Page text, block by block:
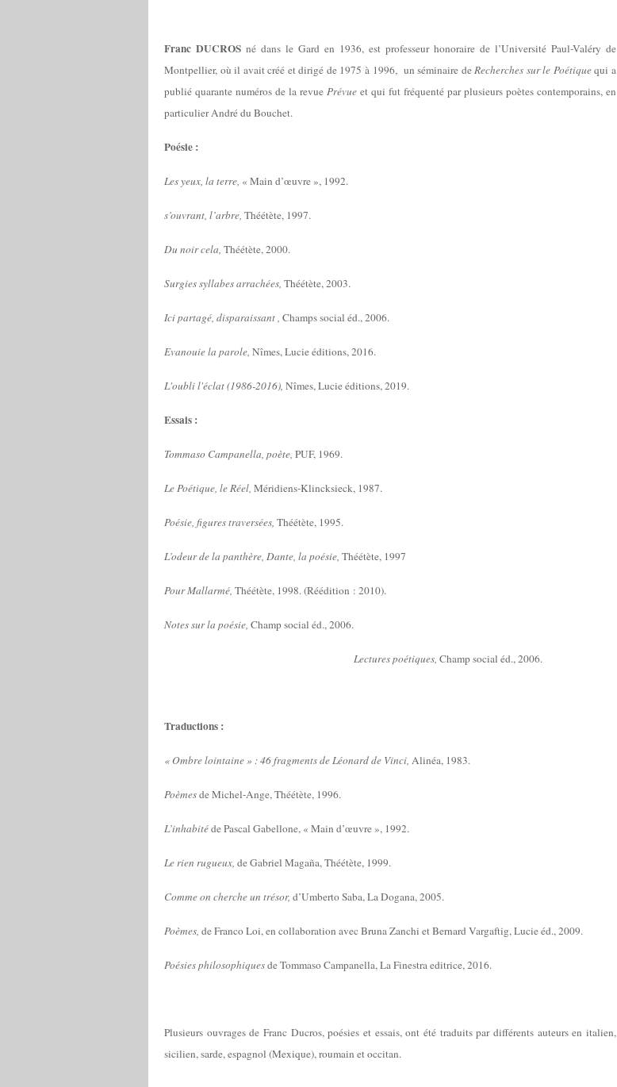
Franc DUCROS né dans le Gard en 1936, est professeur honoraire de l’Université Paul-Valéry de
Montpellier, où il avait créé et dirigé de 1975 à 1996, un séminaire deRecherches sur le Poétiquequi a
publié quarante numéros de la revue Prévue et qui fut fréquenté par plusieurs poètes contemporains, en
particulier André du Bouchet.
Poésie :
Les yeux, la terre, « Main d’œuvre », 1992.
s’ouvrant, l’arbre, Théétète, 1997.
Du noir cela, Théétète, 2000.
Surgies syllabes arrachées, Théétète, 2003.
Ici partagé, disparaissant , Champs social éd., 2006.
Evanouie la parole, Nîmes, Lucie éditions, 2016.
L'oubli l'éclat (1986-2016), Nîmes, Lucie éditions, 2019.
Essais :
Tommaso Campanella, poète, PUF, 1969.
Le Poétique, le Réel, Méridiens-Klincksieck, 1987.
Poésie, figures traversées, Théétète, 1995.
L’odeur de la panthère, Dante, la poésie, Théétète, 1997
Pour Mallarmé, Théétète, 1998. (Réédition : 2010).
Notes sur la poésie, Champ social éd., 2006.
Lectures poétiques, Champ social éd., 2006.
Traductions :
« Ombre lointaine » : 46 fragments de Léonard de Vinci, Alinéa, 1983.
Poèmesde Michel-Ange, Théétète, 1996.
L’inhabitéde Pascal Gabellone, « Main d’œuvre », 1992.
Le rien rugueux, de Gabriel Magaña, Théétète, 1999.
Comme on cherche un trésor, d’Umberto Saba, La Dogana, 2005.
Poèmes, de Franco Loi, en collaboration avec Bruna Zanchi et Bernard Vargaftig, Lucie éd., 2009.
Poésies philosophiquesde Tommaso Campanella, La Finestra editrice, 2016.
Plusieurs ouvrages de Franc Ducros, poésies et essais, ont été traduits par différents auteurs en italien,
sicilien, sarde, espagnol (Mexique), roumain et occitan.